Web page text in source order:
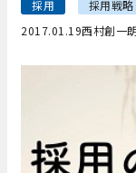
採用
採用戦
2017.01.19西村創一朗